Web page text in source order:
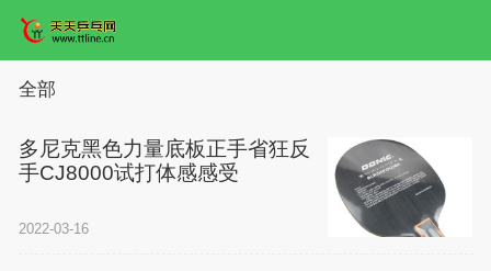
全部
多尼克黑色力量底板正手省狂反
手CJ8000试打体感感受
2022-03-16